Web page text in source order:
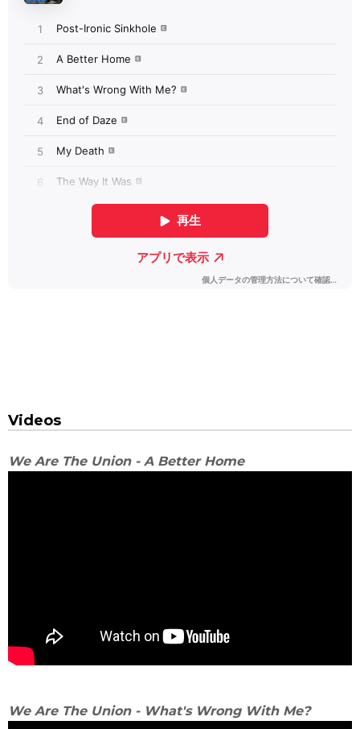
Videos
We Are The Union - A Better Home
We Are The Union - What's Wrong With Me?